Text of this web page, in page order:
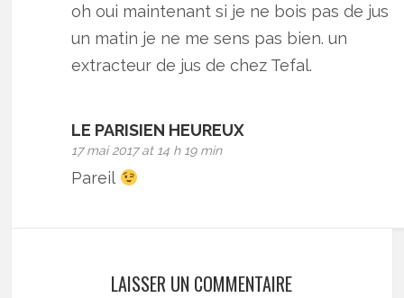
oh oui maintenant si je ne bois pas de jus
un matin je ne me sens pas bien. un
extracteur de jus de chez Tefal.
LE PARISIEN HEUREUX
17 mai 2017 at 14 h 19 min
Pareil
LAISSER UN COMMENTAIRE